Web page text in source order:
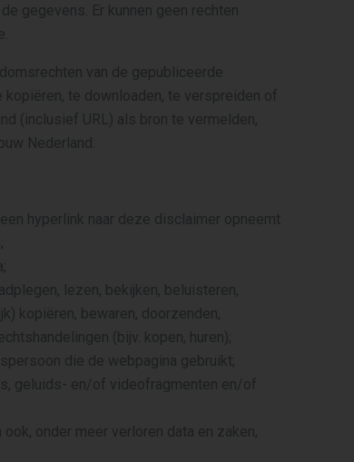
gegevens. Er kunnen geen rechten
van de gepubliceerde
te downloaden, te verspreiden of
(inclusief URL) als bron te vermelden,
Nederland.
hyperlink naar deze disclaimer opneemt
lezen, bekijken, beluisteren,
kopiëren, bewaren, doorzenden,
(bijv. kopen, huren);
die de webpagina gebruikt;
geluids- en/of videofragmenten en/of
onder meer verloren data en zaken,